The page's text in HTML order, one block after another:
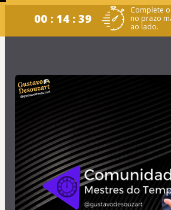
00 : 14 : 38
Complete
no prazo
ao lado.